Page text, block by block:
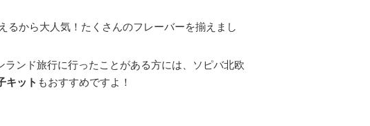
るから大人気！たくさんのフレーバーを揃えまし
ンド旅行に行ったことがある方には、ソピバ北欧
キット もおすすめですよ！